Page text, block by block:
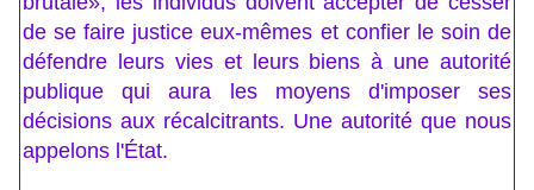
de se faire justice eux-mêmes et confier le soin de
défendre leurs vies et leurs biens à une autorité
publique qui aura les moyens d'imposer ses
décisions aux récalcitrants. Une autorité que nous
appelons l'État.